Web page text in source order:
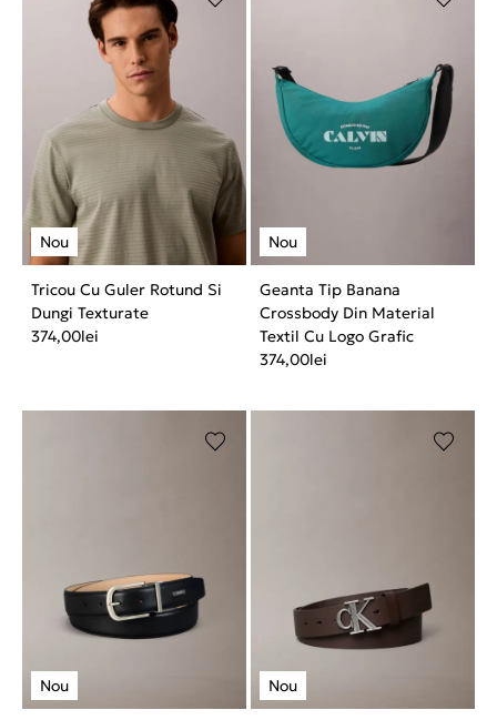
Tricou Cu Guler Rotund Si
Dungi Texturate
374,00lei
Geanta Tip Banana
Crossbody Din Material
Textil Cu Logo Grafic
374,00lei